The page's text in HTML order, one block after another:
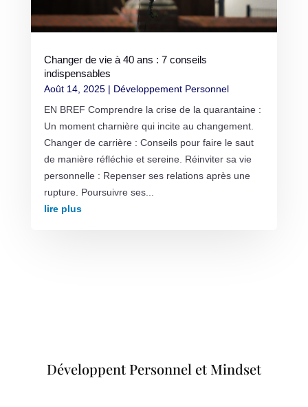
Changer de vie à 40 ans : 7 conseils
indispensables
Août 14, 2025| Développement Personnel
EN BREF Comprendre la crise de la quarantaine :
Un moment charnière qui incite au changement.
Changer de carrière : Conseils pour faire le saut
de manière réfléchie et sereine. Réinviter sa vie
personnelle : Repenser ses relations après une
rupture. Poursuivre ses...
lire plus
Développent Personnel et Mindset